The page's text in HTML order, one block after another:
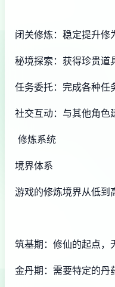
闭关修炼：稳定提升修
秘境探索：获得珍贵道
任务委托：完成各种任
社交互动：与其他角色
修炼系统
境界体系
游戏的修炼境界从低到
筑基期：修仙的起点，
金丹期：需要特定的丹